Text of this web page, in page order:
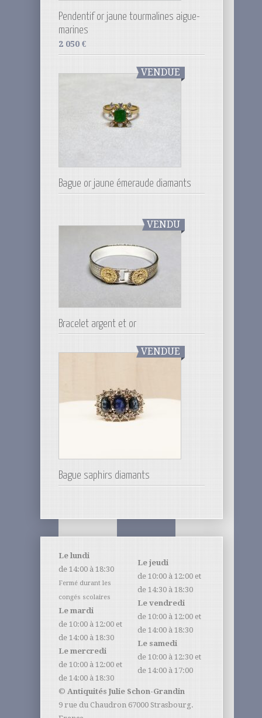
Pendentif or jaune tourmalines aigue-
marines
2 050 €
VENDUE
Bague or jaune émeraude diamants
VENDU
Bracelet argent et or
VENDUE
Bague saphirs diamants
Le lundi
de 14:00 à 18:30
Fermé durant les
congés scolaires
Le mardi
de 10:00 à 12:00 et
de 14:00 à 18:30
Le mercredi
de 10:00 à 12:00 et
de 14:00 à 18:30
Le jeudi
de 10:00 à 12:00 et
de 14:30 à 18:30
Le vendredi
de 10:00 à 12:00 et
de 14:00 à 18:30
Le samedi
de 10:00 à 12:30 et
de 14:00 à 17:00
© Antiquités Julie Schon-Grandin
9 rue du Chaudron 67000 Strasbourg.